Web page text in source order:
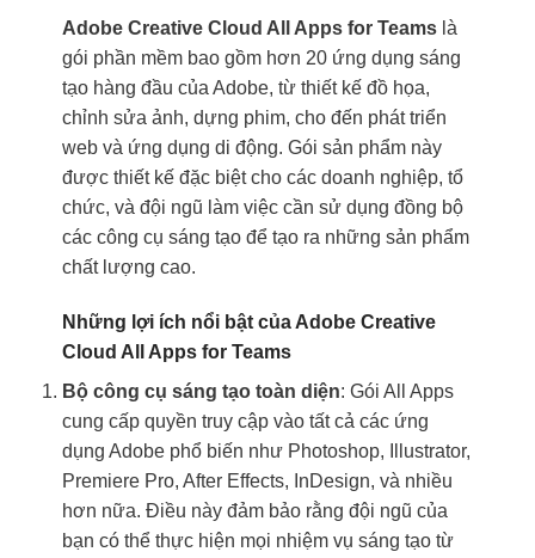
Adobe Creative Cloud All Apps for Teamslà
gói phần mềm bao gồm hơn 20 ứng dụng sáng
tạo hàng đầu của Adobe, từ thiết kế đồ họa,
chỉnh sửa ảnh, dựng phim, cho đến phát triển
web và ứng dụng di động. Gói sản phẩm này
được thiết kế đặc biệt cho các doanh nghiệp, tổ
chức, và đội ngũ làm việc cần sử dụng đồng bộ
các công cụ sáng tạo để tạo ra những sản phẩm
chất lượng cao.
Những lợi ích nổi bật của Adobe Creative
Cloud All Apps for Teams
Bộ công cụ sáng tạo toàn diện: Gói All Apps
cung cấp quyền truy cập vào tất cả các ứng
dụng Adobe phổ biến như Photoshop, Illustrator,
Premiere Pro, After Effects, InDesign, và nhiều
hơn nữa. Điều này đảm bảo rằng đội ngũ của
bạn có thể thực hiện mọi nhiệm vụ sáng tạo từ